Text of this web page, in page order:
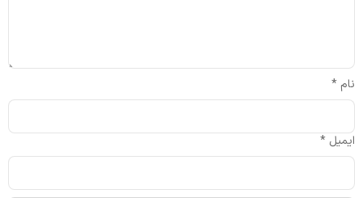
نام *
ایمیل *